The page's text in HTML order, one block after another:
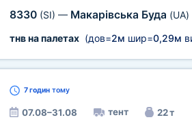
8330 (SI) — Макарівська Буда (UA)
тнв на палетах(дов=2м шир=0,29м
7 годинтому
07.08–31.08 тент 22 т